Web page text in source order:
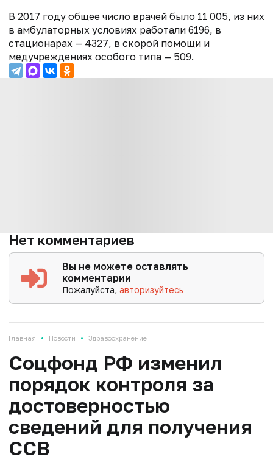
В 2017 году общее число врачей было 11 005, из них
в амбулаторных условиях работали 6196, в
стационарах — 4327, в скорой помощи и
медучреждениях особого типа — 509.
Нет комментариев
Вы не можете оставлять
комментарии
Пожалуйста,авторизуйтесь
Главная • Новости • Здравоохранение
Соцфонд РФ изменил
порядок контроля за
достоверностью
сведений для получения
ССВ